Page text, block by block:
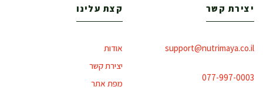
יצירת קשר
support@nutrimaya.co.il
077-997-0003
קצת עלינו
אודות
יצירת קשר
מפת אתר